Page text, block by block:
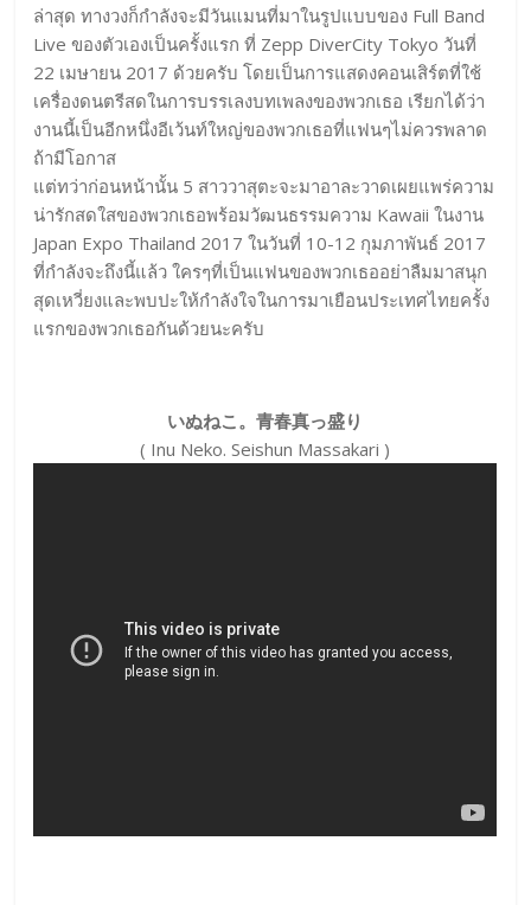
ล่าสุด ทางวงก็กำลังจะมีวันแมนที่มาในรูปแบบของ Full Band
Live ของตัวเองเป็นครั้งแรก ที่ Zepp DiverCity Tokyo วันที่
22 เมษายน 2017 ด้วยครับ โดยเป็นการแสดงคอนเสิร์ตที่ใช้
เครื่องดนตรีสดในการบรรเลงบทเพลงของพวกเธอ เรียกได้ว่า
งานนี้เป็นอีกหนึ่งอีเว้นท์ใหญ่ของพวกเธอที่แฟนๆไม่ควรพลาด
ถ้ามีโอกาส
แต่ทว่าก่อนหน้านั้น 5 สาววาสุตะจะมาอาละวาดเผยแพร่ความ
น่ารักสดใสของพวกเธอพร้อมวัฒนธรรมความ Kawaii ในงาน
Japan Expo Thailand 2017 ในวันที่ 10-12 กุมภาพันธ์ 2017
ที่กำลังจะถึงนี้แล้ว ใครๆที่เป็นแฟนของพวกเธออย่าลืมมาสนุก
สุดเหวี่ยงและพบปะให้กำลังใจในการมาเยือนประเทศไทยครั้ง
แรกของพวกเธอกันด้วยนะครับ
いぬねこ。青春真っ盛り
( Inu Neko. Seishun Massakari )